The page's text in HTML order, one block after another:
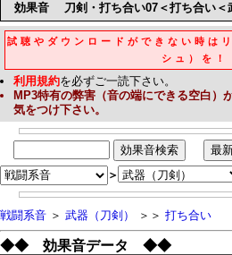
効果音刀剣・打ち合い07＜打ち合い＜
試聴やダウンロードができない時は
シュ）を！
利用規約を必ずご一読下さい。
MP3特有の弊害（音の端にできる空白）
気をつけ下さい。
＞
戦闘系音 ＞ 武器（刀剣） ＞＞ 打ち合い
◆◆ 効果音データ ◆◆